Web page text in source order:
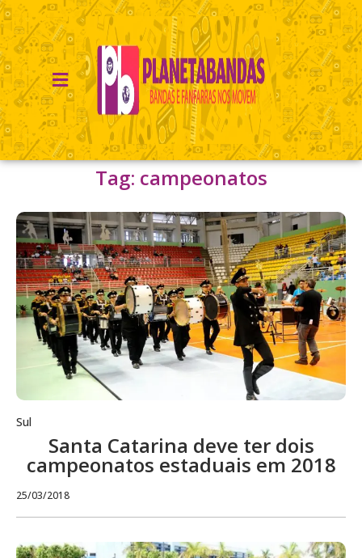
Tag: campeonatos
Sul
Santa Catarina deve ter dois
campeonatos estaduais em 2018
25/03/2018